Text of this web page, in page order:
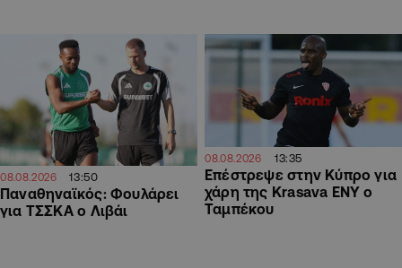
08.08.2026 13:50
Παναθηναϊκός: Φουλάρει
για ΤΣΣΚΑ ο Λιβάι
08.08.2026 13:35
Επέστρεψε στην Κύπρο για
χάρη της Krasava ΕΝΥ ο
Ταμπέκου